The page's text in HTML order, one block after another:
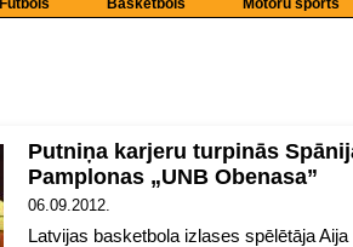
Futbols Basketbols Motoru sports
Putniņa karjeru turpinās
Pamplonas „UNB Obenasa”
06.09.2012.
Latvijas basketbola izlases spēlētāja Aija